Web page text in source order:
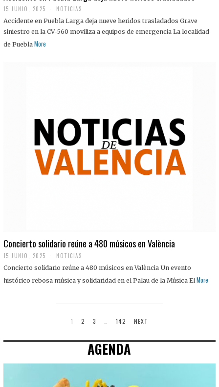
15 JUNIO, 2025 NOTICIAS
Accidente en Puebla Larga deja nueve heridos trasladados Grave
siniestro en la CV-560 moviliza a equipos de emergencia La localidad
de Puebla More
Concierto solidario reúne a 480 músicos en València
15 JUNIO, 2025 NOTICIAS
Concierto solidario reúne a 480 músicos en València Un evento
histórico rebosa música y solidaridad en el Palau de la Música El More
1 2 3 142 NEXT
AGENDA